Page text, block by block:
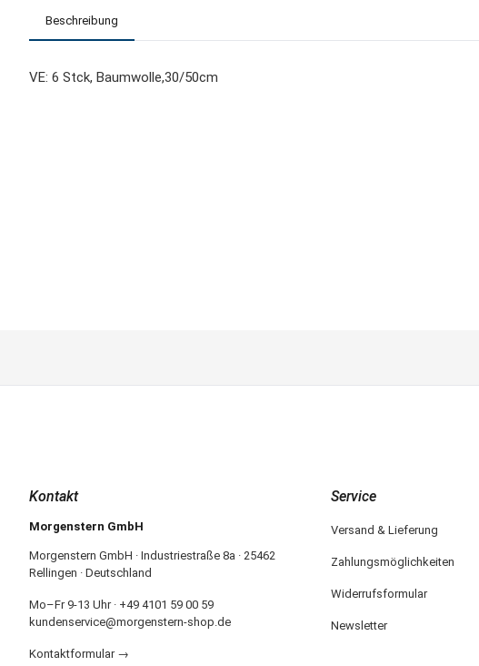
Beschreibung
VE: 6 Stck, Baumwolle,30/50cm
Kontakt
Morgenstern GmbH
Morgenstern GmbH · Industriestraße 8a · 25462
Rellingen · Deutschland
Mo–Fr 9-13 Uhr · +49 4101 59 00 59
kundenservice@morgenstern-shop.de
Kontaktformular →
Service
Versand & Lieferung
Zahlungsmöglichkeiten
Widerrufsformular
Newsletter